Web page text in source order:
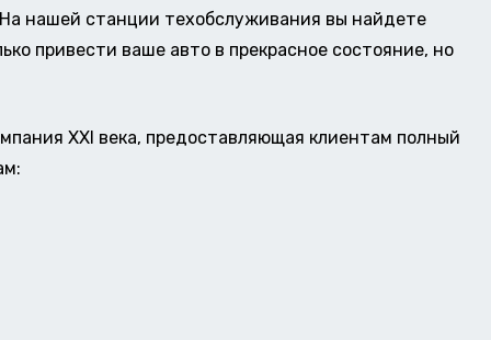
нашей станции техобслуживания вы найдете
привести ваше авто в прекрасное состояние, но
XXI века, предоставляющая клиентам полный